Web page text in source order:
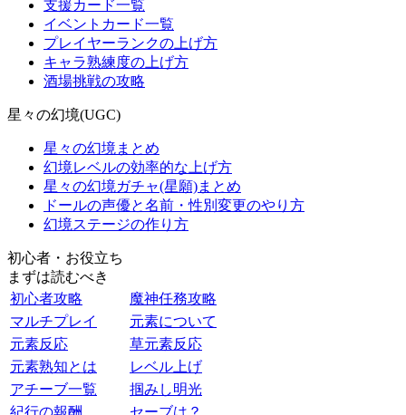
支援カード一覧
イベントカード一覧
プレイヤーランクの上げ方
キャラ熟練度の上げ方
酒場挑戦の攻略
星々の幻境(UGC)
星々の幻境まとめ
幻境レベルの効率的な上げ方
星々の幻境ガチャ(星願)まとめ
ドールの声優と名前・性別変更のやり方
幻境ステージの作り方
初心者・お役立ち
まずは読むべき
初心者攻略
魔神任務攻略
マルチプレイ
元素について
元素反応
草元素反応
元素熟知とは
レベル上げ
アチーブ一覧
掴みし明光
紀行の報酬
セーブは？